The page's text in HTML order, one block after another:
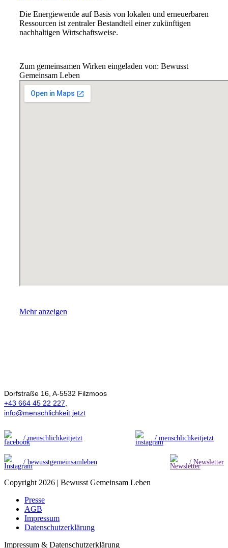
Die Energiewende auf Basis von lokalen und erneuerbaren
Ressourcen ist zentraler Bestandteil einer zukünftigen
nachhaltigen Wirtschaftsweise.
Zum gemeinsamen Wirken eingeladen von: Bewusst
Gemeinsam Leben
Mehr anzeigen
Dorfstraße 16, A-5532 Filzmoos
+43 664 45 22 227
info@menschlichkeit.jetzt
/ menschlichkeitjetzt / menschlichkeitjetzt
/ bewusstgemeinsamleben / Newsletter
Copyright 2026 | Bewusst Gemeinsam Leben
Presse
AGB
Impressum
Datenschutzerklärung
Impressum & Datenschutzerklärung